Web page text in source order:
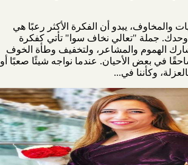
والمخاوف، يبدو أن الفكرة الأكثر رعبًا هي
جملة "تعالي نخاف سوا" تأتي كفكرة
الهموم والمشاعر، ولتخفيف وطأة الخوف
في بعض الأحيان. عندما نواجه شيئًا صعبًا أو
وكأننا في...